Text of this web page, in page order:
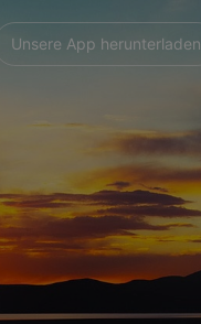
Unsere App herunterladen